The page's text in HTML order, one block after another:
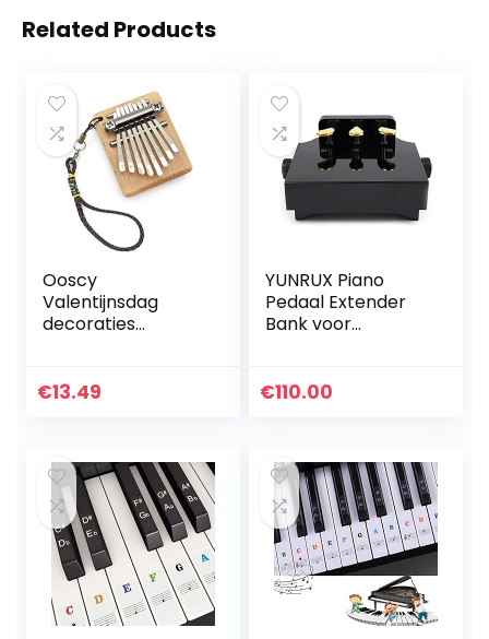
Related Products
Ooscy
Valentijnsdag
decoraties
piano zak duim
€13.49
YUNRUX Piano
Pedaal Extender
Bank voor
in hoogte
€110.00